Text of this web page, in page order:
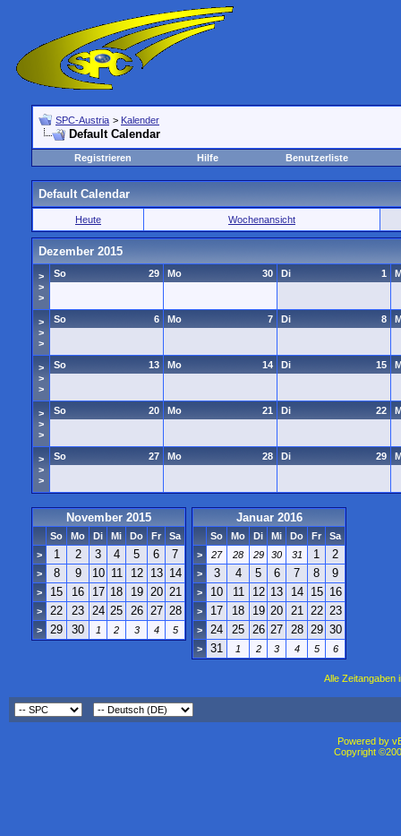
SPC-Austria > Kalender
Default Calendar
Registrieren Hilfe Benutzerliste
Default Calendar
Heute Wochenansicht
Dezember 2015
>
>
>
29
So 30
Mo 1
Di
>
>
>
6
So 7
Mo 8
Di
>
>
>
13
So 14
Mo 15
Di
>
>
>
20
So 21
Mo 22
Di
>
>
>
27
So 28
Mo 29
Di
November 2015
So Mo Di Mi Do Fr
Sa
>
1 2 3 4 5 6 7
> 8 9 10 11 12 13 14
> 15 16 17 18 19 20 21
> 22 23 24 25 26 27 28
> 29 30 1 2 3 4 5
Januar 2016
So Mo Di Mi Do Fr
Sa
>
27 28 29 30 31 1 2
> 3 4 5 6 7 8 9
> 10 11 12 13 14 15 16
> 17 18 19 20 21 22 23
> 24 25 26 27 28 29 30
> 31 1 2 3 4 5 6
Alle Zeitangaben
Powered by
Copyright